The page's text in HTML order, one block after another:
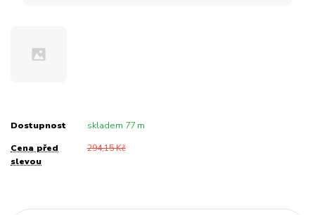
Dostupnost skladem 77 m
Cena před
slevou
294,15 Kč